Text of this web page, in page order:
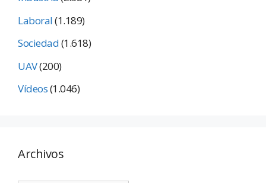
Laboral(1.189)
Sociedad(1.618)
UAV(200)
Vídeos(1.046)
Archivos